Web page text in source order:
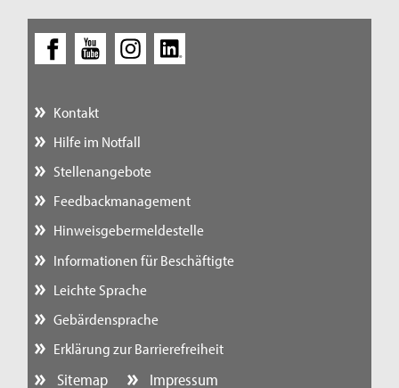
Kontakt
Hilfe im Notfall
Stellenangebote
Feedbackmanagement
Hinweisgebermeldestelle
Informationen für Beschäftigte
Leichte Sprache
Gebärdensprache
Erklärung zur Barrierefreiheit
Sitemap Impressum